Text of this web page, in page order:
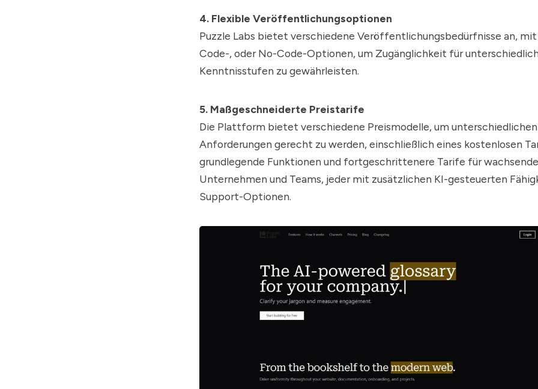
4. Flexible Veröffentlichungsoptionen
Puzzle Labs bietet verschiedene Veröffentlichungsbedürfnisse an,
Code-, oder No-Code-Optionen, um Zugänglichkeit für
Kenntnisstufen zu gewährleisten.
5. Maßgeschneiderte Preistarife
Die Plattform bietet verschiedene Preismodelle, um unterschiedlichen
Anforderungen gerecht zu werden, einschließlich eines kostenlosen
grundlegende Funktionen und fortgeschrittenere Tarife für wachsende
Unternehmen und Teams, jeder mit zusätzlichen KI-gesteuerten
Support-Optionen.